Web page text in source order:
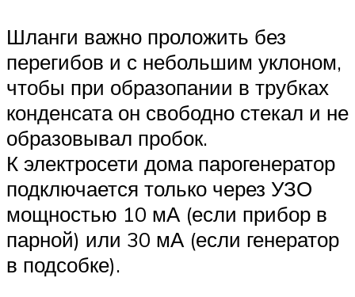
Шланги важно проложить без
перегибов и с небольшим уклоном,
чтобы при образопании в трубках
конденсата он свободно стекал и не
образовывал пробок.
К электросети дома парогенератор
подключается только через УЗО
мощностью 10 мА (если прибор в
парной) или 30 мА (если генератор
в подсобке).